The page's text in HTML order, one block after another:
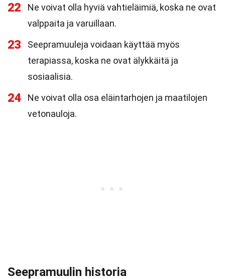
22
Ne voivat olla hyviä vahtieläimiä, koska ne ovat
valppaita ja varuillaan.
23
Seepramuuleja voidaan käyttää myös
terapiassa, koska ne ovat älykkäitä ja
sosiaalisia.
24
Ne voivat olla osa eläintarhojen ja maatilojen
vetonauloja.
Seepramuulin historia